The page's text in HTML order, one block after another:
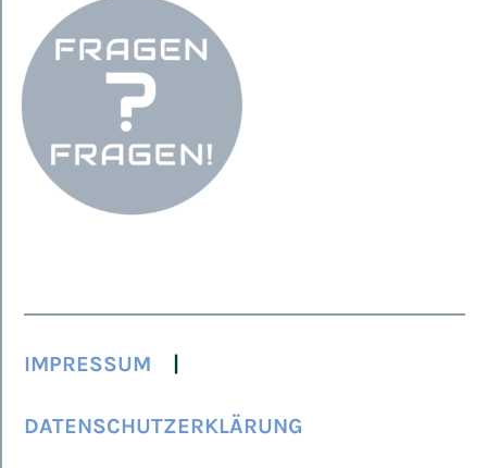
IMPRESSUM
DATENSCHUTZERKLÄRUNG